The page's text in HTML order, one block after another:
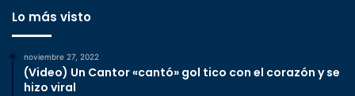
Lo más visto
noviembre 27, 2022
(Video) Un Cantor «cantó» gol tico con el corazón y se
hizo viral